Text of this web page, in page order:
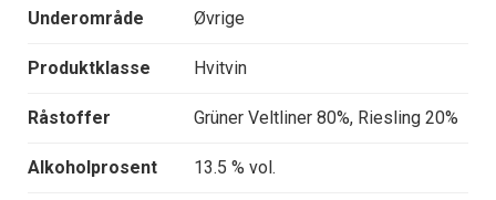
Underområde Øvrige
Produktklasse Hvitvin
Råstoffer Grüner Veltliner 80%, Riesling 20%
Alkoholprosent 13.5 % vol.